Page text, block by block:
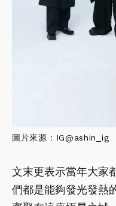
圖片來源：IG@ashin_ig
文末更表示當年大家
們都是能夠發光發熱